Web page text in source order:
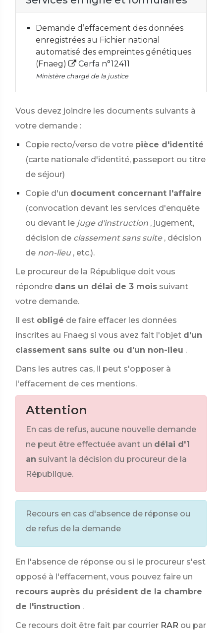
Demande d’effacement des données
enregistrées au Fichier national
automatisé des empreintes génétiques
(Fnaeg)
Cerfa n°12411
Ministère chargé de la justice
Vous devez joindre les documents suivants à
votre demande :
Copie recto/verso de votre pièce d'identité
(carte nationale d'identité, passeport ou titre
de séjour)
Copie d'un document concernant l'affaire
(convocation devant les services d'enquête
ou devant le juge d'instruction , jugement,
décision de classement sans suite , décision
de non-lieu , etc.).
Le procureur de la République doit vous
répondre dans un délai de 3 mois suivant
votre demande.
Il est obligé de faire effacer les données
inscrites au Fnaeg si vous avez fait l'objet d'un
classement sans suite ou d'un non-lieu .
Dans les autres cas, il peut s'opposer à
l'effacement de ces mentions.
Attention
En cas de refus, aucune nouvelle demande
ne peut être effectuée avant un délai d'1
an suivant la décision du procureur de la
République.
Recours en cas d'absence de réponse ou
de refus de la demande
En l'absence de réponse ou si le procureur s'est
opposé à l'effacement, vous pouvez faire un
recours auprès du président de la chambre
de l'instruction .
Ce recours doit être fait par courrier RAR ou par